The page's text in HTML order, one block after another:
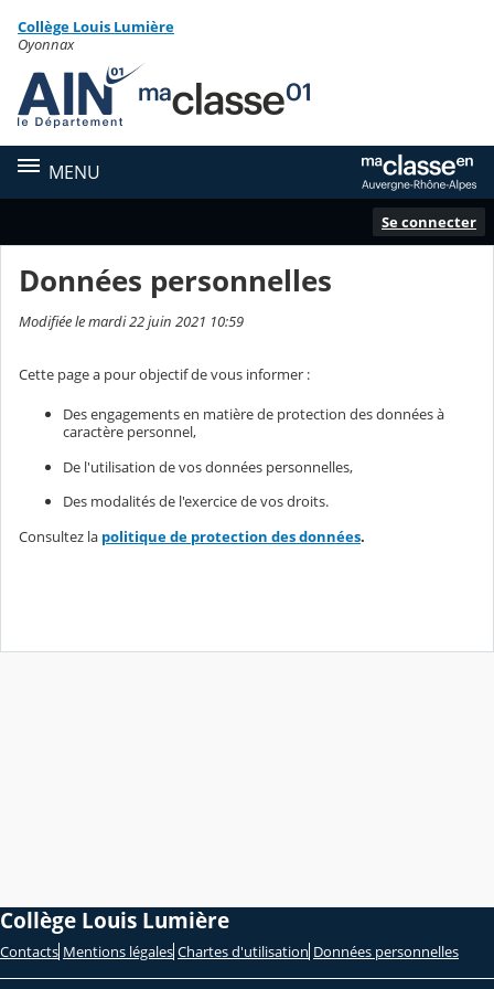
Contenu
Collège Louis Lumière
Oyonnax
MENU
Se connecter
Données personnelles
Modifiée le mardi 22 juin 2021 10:59
Cette page a pour objectif de vous informer :
Des engagements en matière de protection des données à
caractère personnel,
De l'utilisation de vos données personnelles,
Des modalités de l'exercice de vos droits.
Consultez la politique de protection des données.
Collège Louis Lumière
Contacts Mentions légales Chartes d'utilisation Données personnelles